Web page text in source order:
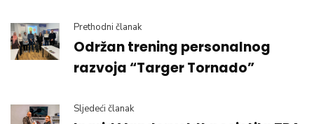
Prethodni članak
Održan trening personalnog
razvoja “Targer Tornado”
Sljedeći članak